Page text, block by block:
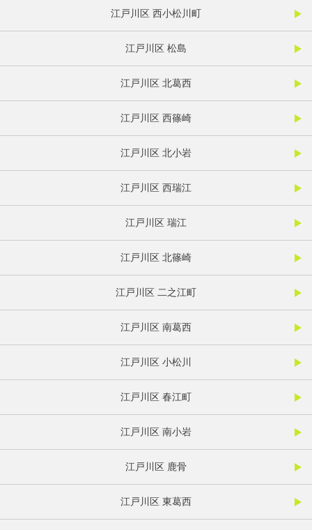
江戸川区 西小松川町
江戸川区 松島
江戸川区 北葛西
江戸川区 西篠崎
江戸川区 北小岩
江戸川区 西瑞江
江戸川区 瑞江
江戸川区 北篠崎
江戸川区 二之江町
江戸川区 南葛西
江戸川区 小松川
江戸川区 春江町
江戸川区 南小岩
江戸川区 鹿骨
江戸川区 東葛西